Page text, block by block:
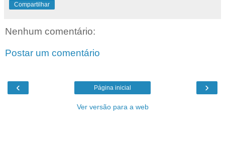
Compartilhar
Nenhum comentário:
Postar um comentário
‹ ›
Página inicial
Ver versão para a web